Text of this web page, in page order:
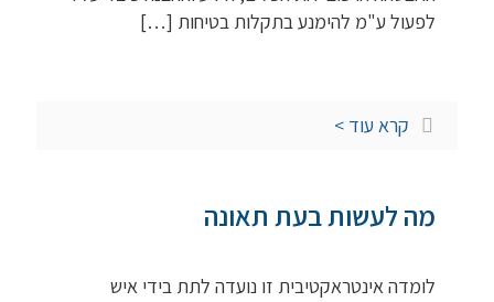
לפעול ע"מ להימנע בתקלות בטיחות […]
קרא עוד >
מה לעשות בעת תאונה
לומדה אינטראקטיבית זו נועדה לתת בידי איש